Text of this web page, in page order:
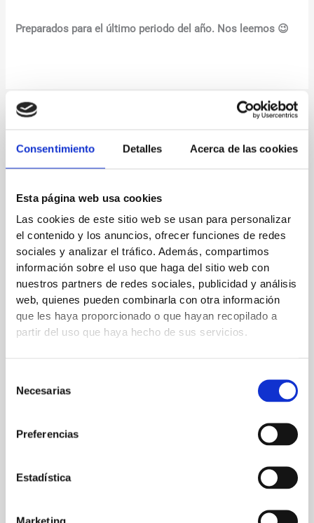
Consentimiento Detalles Acerca de las cookies
Esta página web usa cookies
Las cookies de este sitio web se usan para personalizar
el contenido y los anuncios, ofrecer funciones de redes
sociales y analizar el tráfico. Además, compartimos
información sobre el uso que haga del sitio web con
nuestros partners de redes sociales, publicidad y análisis
web, quienes pueden combinarla con otra información
que les haya proporcionado o que hayan recopilado a
partir del uso que haya hecho de sus servicios.
Necesarias
Preferencias
Estadística
Preparados para el último periodo del año. Nos leemos 😉
←Entrada anterior Entrada siguiente→
Deja un comentario
Tu dirección de correo electrónico no será publicada.
Escribe
aquí...
Nombre*